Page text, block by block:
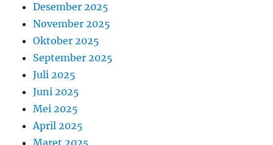
Desember 2025
November 2025
Oktober 2025
September 2025
Juli 2025
Juni 2025
Mei 2025
April 2025